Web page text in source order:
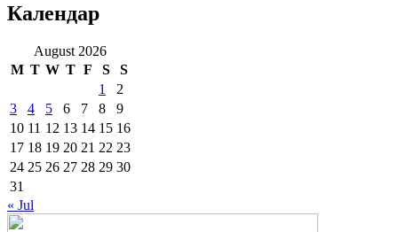
Календар
August 2026
M T W T F S
S
1
2
3
4 5 6 7 8
9
10 11 12 13 14 15 16
17 18 19 20 21 22 23
24 25 26 27 28 29 30
31
« Jul